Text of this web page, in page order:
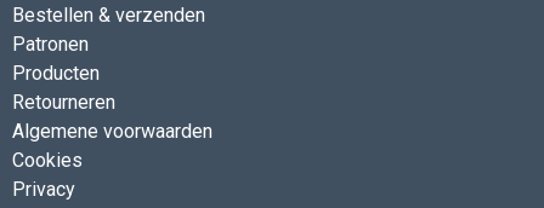
Bestellen & verzenden
Patronen
Producten
Retourneren
Algemene voorwaarden
Cookies
Privacy